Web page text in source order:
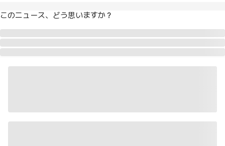
このニュース、どう思いますか？